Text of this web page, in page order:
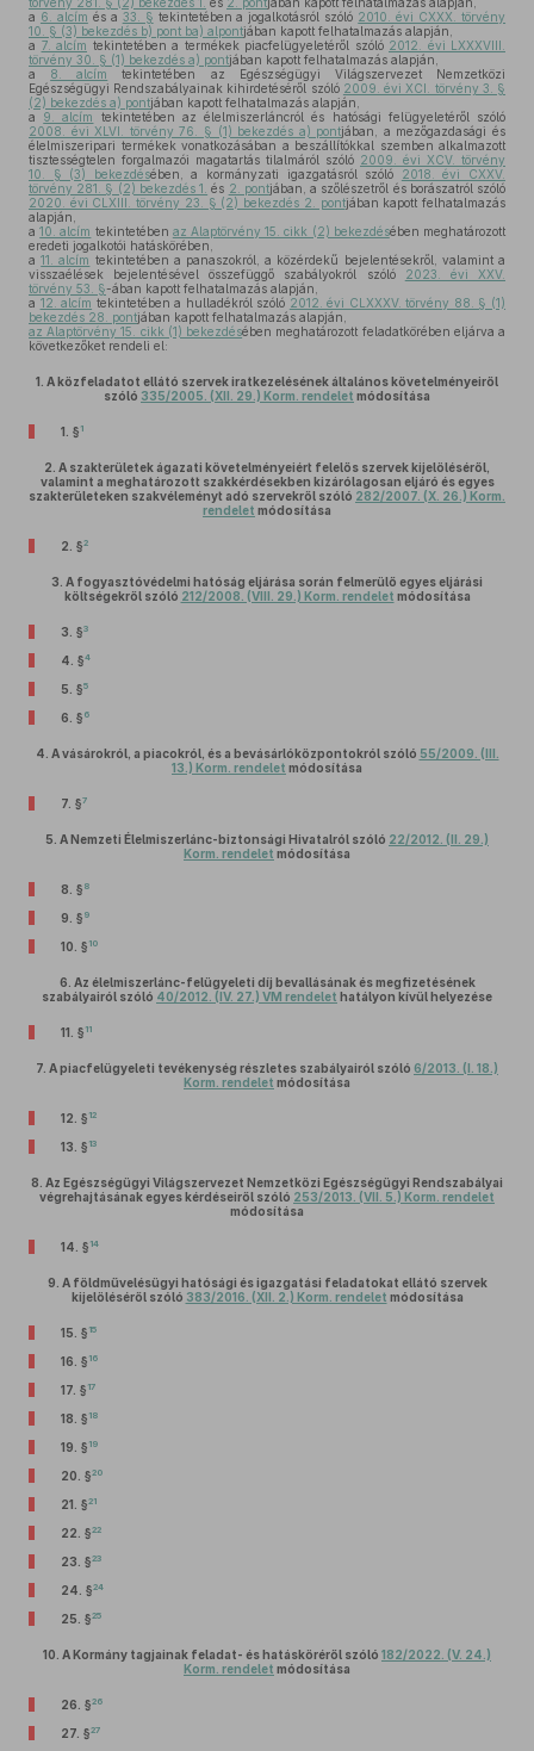
a 6. alcím és a 33. § tekintetében a jogalkotásról szóló 2010. évi CXXX. törvény
10. § (3) bekezdés b) pont ba) alpontjában kapott felhatalmazás alapján,
a 7. alcím tekintetében a termékek piacfelügyeletéről szóló 2012. évi LXXXVIII.
törvény 30. § (1) bekezdés a) pontjában kapott felhatalmazás alapján,
a 8. alcím
tekintetében az Egészségügyi Világszervezet Nemzetközi
Egészségügyi Rendszabályainak kihirdetéséről szóló 2009. évi XCI. törvény 3. §
(2) bekezdés a) pontjában kapott felhatalmazás alapján,
a 9. alcím
tekintetében az élelmiszerláncról és hatósági felügyeletéről szóló
2008. évi XLVI. törvény 76. § (1) bekezdés a) pontjában, a mezőgazdasági és
élelmiszeripari termékek vonatkozásában a beszállítókkal szemben alkalmazott
tisztességtelen forgalmazói magatartás tilalmáról szóló 2009. évi XCV. törvény
10. § (3) bekezdésében, a kormányzati igazgatásról szóló 2018. évi CXXV.
törvény 281. § (2) bekezdés 1. és 2. pontjában, a szőlészetről és borászatról szóló
2020. évi CLXIII. törvény 23. § (2) bekezdés 2. pontjában kapott felhatalmazás
alapján,
a10. alcím tekintetében az Alaptörvény 15. cikk (2) bekezdésében meghatározott
eredeti jogalkotói hatáskörében,
a11. alcím tekintetében a panaszokról, a közérdekű bejelentésekről, valamint a
visszaélések bejelentésével összefüggő szabályokról szóló
2023. évi XXV.
törvény 53. §-ában kapott felhatalmazás alapján,
a 12. alcím tekintetében a hulladékról szóló 2012. évi CLXXXV. törvény 88. § (1)
bekezdés 28. pontjában kapott felhatalmazás alapján,
az Alaptörvény 15. cikk (1) bekezdésében meghatározott feladatkörében eljárva a
következőket rendeli el:
1. A közfeladatot ellátó szervek iratkezelésének általános követelményeiről
szóló 335/2005. (XII. 29.) Korm. rendelet módosítása
1. § 1
2. A szakterületek ágazati követelményeiért felelős szervek kijelöléséről,
valamint a meghatározott szakkérdésekben kizárólagosan eljáró és egyes
szakterületeken szakvéleményt adó szervekről szóló 282/2007. (X. 26.) Korm.
rendelet módosítása
2. §2
3. A fogyasztóvédelmi hatóság eljárása során felmerülő egyes eljárási
költségekről szóló 212/2008. (VIII. 29.) Korm. rendelet módosítása
3. §3
4. §4
5. §5
6. § 6
4. A vásárokról, a piacokról, és a bevásárlóközpontokról szóló 55/2009. (III.
13.) Korm. rendelet módosítása
7. §7
5. A Nemzeti Élelmiszerlánc-biztonsági Hivatalról szóló 22/2012. (II. 29.)
Korm. rendelet módosítása
8. § 8
9. § 9
10. § 10
6. Az élelmiszerlánc-felügyeleti díj bevallásának és megfizetésének
szabályairól szóló 40/2012. (IV. 27.) VM rendelet hatályon kívül helyezése
11. § 11
7. A piacfelügyeleti tevékenység részletes szabályairól szóló 6/2013. (I. 18.)
Korm. rendelet módosítása
12. § 12
13. § 13
8. Az Egészségügyi Világszervezet Nemzetközi Egészségügyi Rendszabályai
végrehajtásának egyes kérdéseiről szóló 253/2013. (VII. 5.) Korm. rendelet
módosítása
14. § 14
9. A földművelésügyi hatósági és igazgatási feladatokat ellátó szervek
kijelöléséről szóló 383/2016. (XII. 2.) Korm. rendelet módosítása
15. § 15
16. § 16
17. § 17
18. § 18
19. § 19
20. §20
21. §21
22. §22
23. §23
24. §24
25. §25
10. A Kormány tagjainak feladat- és hatásköréről szóló 182/2022. (V. 24.)
Korm. rendelet módosítása
26. §26
27. §27